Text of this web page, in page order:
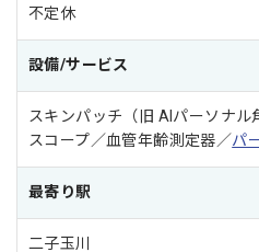
不定休
設備/サービス
スキンパッチ（旧 AIパーソナ
スコープ／血管年齢測定器／パ
最寄り駅
二子玉川